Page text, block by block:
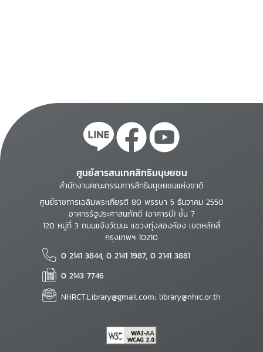
ศูนย์สารสนเทศสิทธิมนุษยชน
สำนักงานคณะกรรมการสิทธิมนุษยชนแห่งชาติ
ศูนย์ราชการเฉลิมพระเกียรติ 80 พรรษา 5 ธันวาคม 2550
อาคารรัฐประศาสนภักดี (อาคารบี) ชั้น 7
120 หมู่ที่ 3 ถนนแจ้งวัฒนะ แขวงทุ่งสองห้อง เขตหลักสี่
กรุงเทพฯ 10210
0 2141 3844, 0 2141 1987, 0 2141 3881
0 2143 7746
NHRCT.Library@gmail.com; library@nhrc.or.th